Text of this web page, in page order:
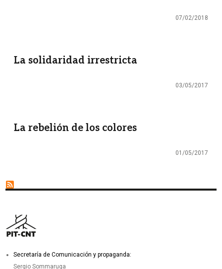
07/02/2018
La solidaridad irrestricta
03/05/2017
La rebelión de los colores
01/05/2017
Secretaría de Comunicación y propaganda:
Sergio Sommaruga